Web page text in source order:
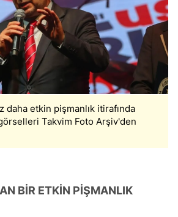
daha etkin pişmanlık itirafında
Takvim Foto Arşiv'den
BİR ETKİN PİŞMANLIK